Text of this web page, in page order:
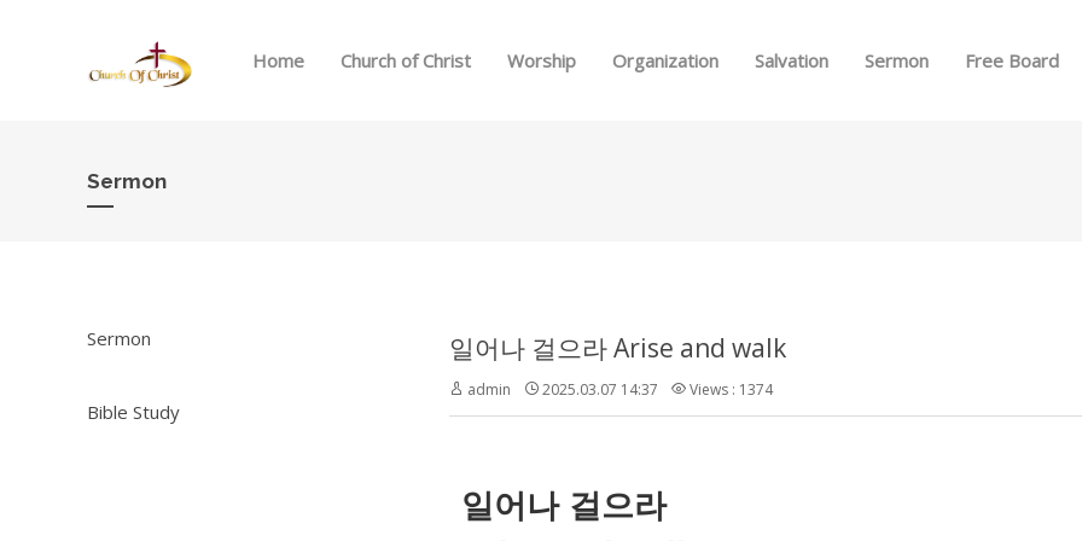
Home Church of Christ Worship Organization Salvation Sermon Free Board
Sermon
Sermon
Bible Study
일어나 걸으라 Arise and walk
admin 2025.03.07 14:37 Views : 1374
일어나 걸으라